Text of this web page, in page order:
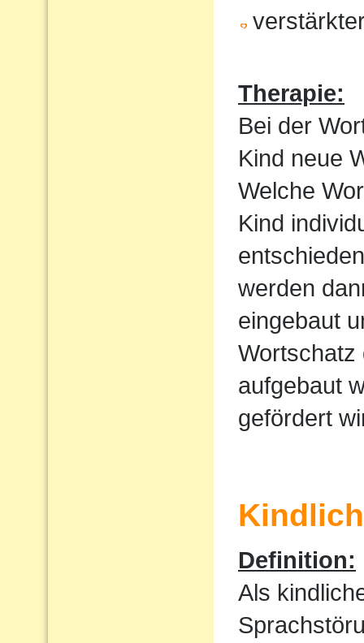
Therapie:
Bei der
Kind neue
Welche
Kind
werden
eingebaut
Wortschatz
aufgebaut
gefördert
Definition:
Als